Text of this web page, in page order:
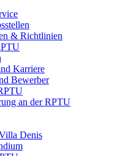
& Richtlinien
Karriere
Bewerber
an der RPTU
Denis